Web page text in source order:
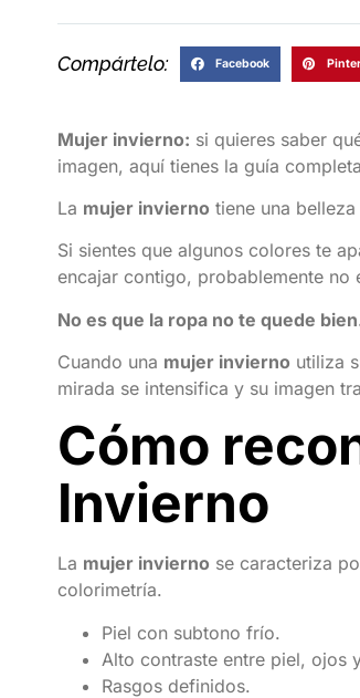
Compártelo: Facebook
Mujer invierno: si quieres saber
imagen, aquí tienes la guía
La mujer invierno tiene una
Si sientes que algunos colores te
encajar contigo, probablemente
No es que la ropa no te quede
Cuando una mujer invierno utiliza
mirada se intensifica y su imagen
Cómo
Invierno
La mujer invierno se caracteriza
colorimetría.
Piel con subtono frío.
Alto contraste entre piel, ojos
Rasgos definidos.